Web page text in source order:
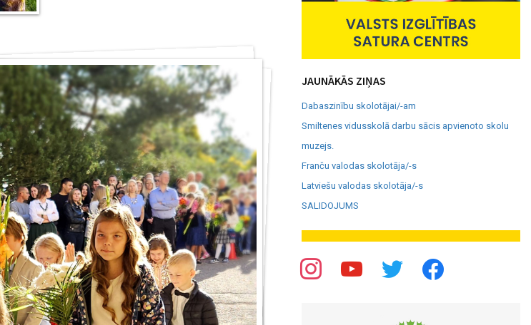
JAUNĀKĀS ZIŅAS
Dabaszinību skolotājai/-am
Smiltenes vidusskolā darbu sācis apvienoto skolu
muzejs.
Franču valodas skolotāja/-s
Latviešu valodas skolotāja/-s
SALIDOJUMS